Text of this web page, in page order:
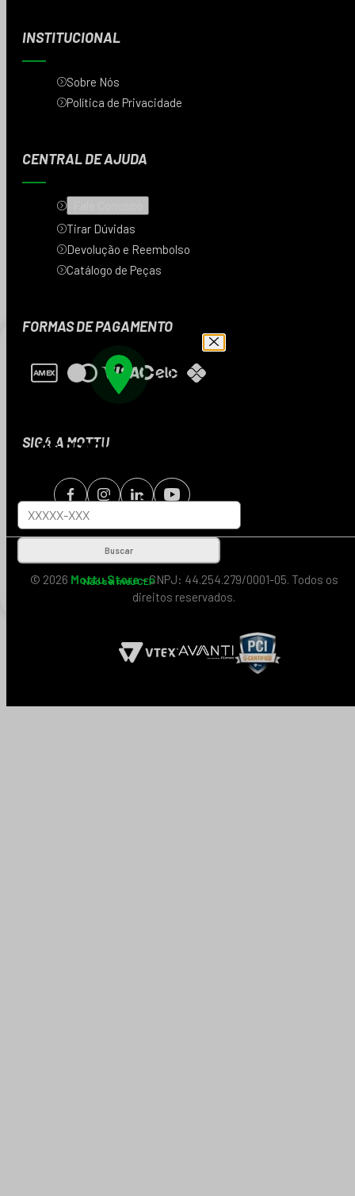
INSTITUCIONAL
Sobre Nós
Política de Privacidade
CENTRAL DE AJUDA
Tirar Dúvidas
Devolução e Reembolso
Catálogo de Peças
FORMAS DE PAGAMENTO
SIGA A MOTTU
© 2026 Mottu Store- CNPJ: 44.254.279/0001-05. Todos os
direitos reservados.
os produtos da sua
Buscar
Não sei meu CEP